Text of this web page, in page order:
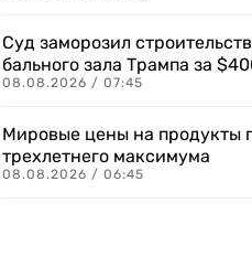
Суд заморозил
бального зала Трампа за
08.08.2026 / 07:45
Мировые цены на продукты
трехлетнего максимума
08.08.2026 / 06:45